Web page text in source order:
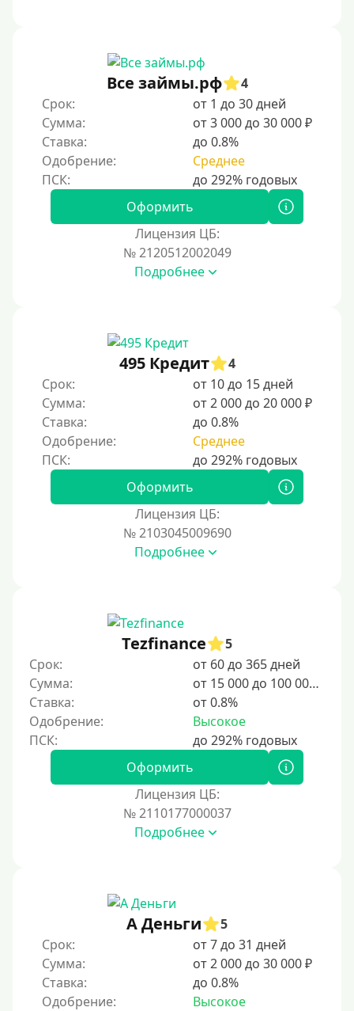
Онлайн круглосуточно
На карту круглосуточно
24/7
Деньги в долг
В долг на карту
Срок
10 дней
2 недели
15 дней
20 дней
30 дней без процентов
100 дней
4 месяца
5 месяцев
На полгода
10 месяцев
5 лет
Краткосрочные
Долгосрочные
Все займы.рф
4
Срок:
от 1 до 30 дней
Сумма:
от 3 000 до 30 000 ₽
Ставка:
до 0.8%
Одобрение:
Среднее
Оформить
Лицензия ЦБ:
№ 2120512002049
Подробнее
495 Кредит
4
Срок:
от 10 до 15 дней
Сумма:
от 2 000 до 20 000 ₽
Ставка:
до 0.8%
Одобрение:
Среднее
Оформить
Лицензия ЦБ:
№ 2103045009690
Подробнее
Tezfinance
5
Срок:
от 60 до 365 дней
Сумма:
от 15 000 до 100 000 ₽
Ставка:
от 0.8%
Одобрение:
Высокое
Оформить
Лицензия ЦБ:
№ 2110177000037
Подробнее
А Деньги
5
Срок:
от 7 до 31 дней
Сумма:
от 2 000 до 30 000 ₽
Ставка:
до 0.8%
Одобрение:
Высокое